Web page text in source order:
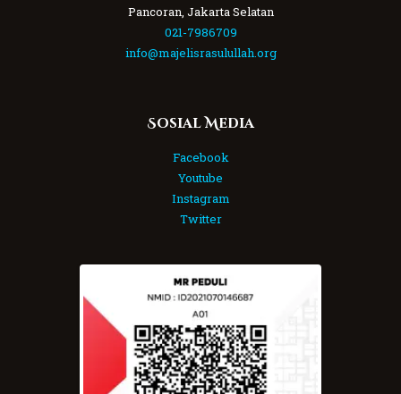
Pancoran, Jakarta Selatan
021-7986709
info@majelisrasulullah.org
Sosial Media
Facebook
Youtube
Instagram
Twitter